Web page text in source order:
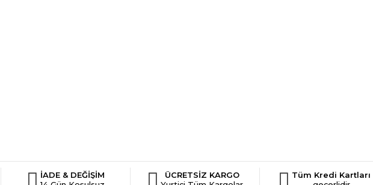
İADE & DEĞİŞİM
ÜCRETSİZ KARGO
Tüm Kredi Kartları